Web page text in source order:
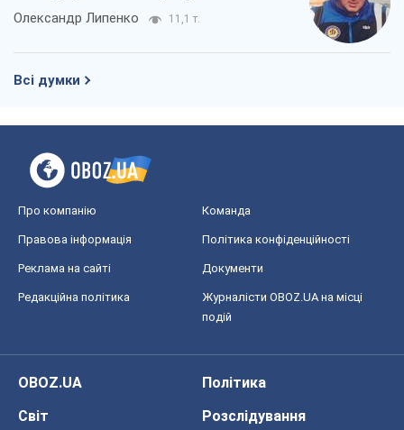
Олександр Липенко 11,1 т.
Всі думки
Про компанію Команда
Правова інформація Політика конфіденційності
Реклама на сайті Документи
Редакційна політика
Журналісти OBOZ.UA на місці
подій
OBOZ.UA
Політика
Світ
Розслідування